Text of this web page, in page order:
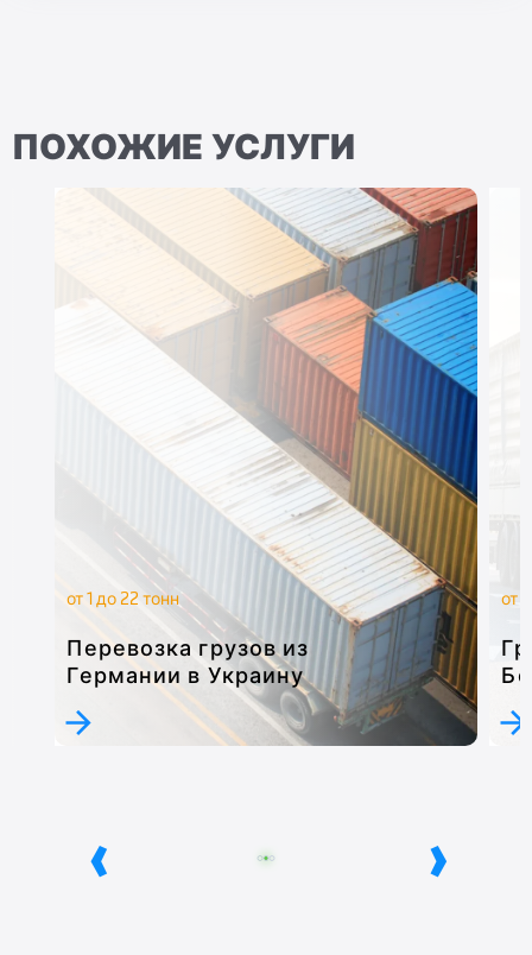
ПОХОЖИЕ УСЛУГИ
от 1 до 22 тонн
Перевозка грузов из
Германии в Украину
от
‹ ›